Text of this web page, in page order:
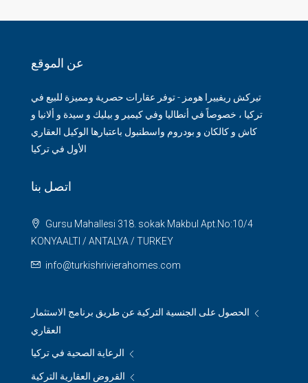
عن الموقع
تيركش ريفييرا هومز - توفر عقارات حصرية ومميزة للبيع في
تركيا ، خصوصاً في أنطاليا وفي كيمير و بيليك و سيدة و ألانيا و
كاش و كالكان و بودروم واسطنبول باعتبارها الوكيل العقاري
الأول في تركيا
اتصل بنا
Gursu Mahallesi 318. sokak Makbul Apt.No:10/4
KONYAALTI / ANTALYA / TURKEY
info@turkishrivierahomes.com
الحصول على الجنسية التركية عن طريق برنامج الاستثمار
العقاري
الرعاية الصحية في تركيا
القروض العقارية التركية